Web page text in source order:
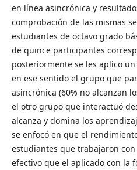
en línea asincrónica y
comprobación de las mismas
estudiantes de octavo grado
de quince participantes
posteriormente se les aplico
en ese sentido el grupo que
asincrónica (60% no alcanzan
el otro grupo que interactuó
alcanza y domina los
se enfocó en que el
estudiantes que trabajaron
efectivo que el aplicado con la